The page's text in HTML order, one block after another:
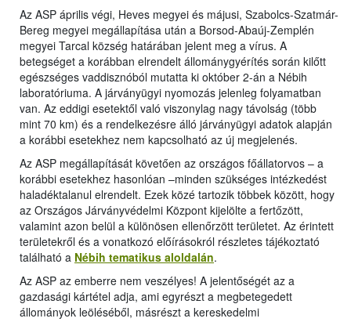
Az ASP április végi, Heves megyei és májusi, Szabolcs-Szatmár-
Bereg megyei megállapítása után a Borsod-Abaúj-Zemplén
megyei Tarcal község határában jelent meg a vírus. A
betegséget a korábban elrendelt állománygyérítés során kilőtt
egészséges vaddisznóból mutatta ki október 2-án a Nébih
laboratóriuma. A járványügyi nyomozás jelenleg folyamatban
van. Az eddigi esetektől való viszonylag nagy távolság (több
mint 70 km) és a rendelkezésre álló járványügyi adatok alapján
a korábbi esetekhez nem kapcsolható az új megjelenés.
Az ASP megállapítását követően az országos főállatorvos – a
korábbi esetekhez hasonlóan –minden szükséges intézkedést
haladéktalanul elrendelt. Ezek közé tartozik többek között, hogy
az Országos Járványvédelmi Központ kijelölte a fertőzött,
valamint azon belül a különösen ellenőrzött területet. Az érintett
területekről és a vonatkozó előírásokról részletes tájékoztató
található a Nébih tematikus aloldalán.
Az ASP az emberre nem veszélyes! A jelentőségét az a
gazdasági kártétel adja, ami egyrészt a megbetegedett
állományok leöléséből, másrészt a kereskedelmi